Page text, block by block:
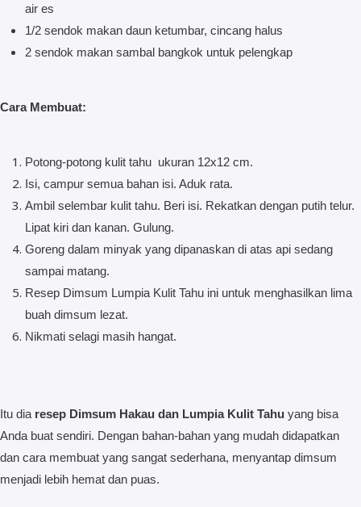
air es
1/2 sendok makan daun ketumbar, cincang halus
2 sendok makan sambal bangkok untuk pelengkap
Cara Membuat:
Potong-potong kulit tahu ukuran 12x12 cm.
Isi, campur semua bahan isi. Aduk rata.
Ambil selembar kulit tahu. Beri isi. Rekatkan dengan putih telur.
Lipat kiri dan kanan. Gulung.
Goreng dalam minyak yang dipanaskan di atas api sedang
sampai matang.
Resep Dimsum Lumpia Kulit Tahu ini untuk menghasilkan lima
buah dimsum lezat.
Nikmati selagi masih hangat.
Itu dia resep Dimsum Hakau dan Lumpia Kulit Tahu yang bisa
Anda buat sendiri. Dengan bahan-bahan yang mudah didapatkan
dan cara membuat yang sangat sederhana, menyantap dimsum
menjadi lebih hemat dan puas.